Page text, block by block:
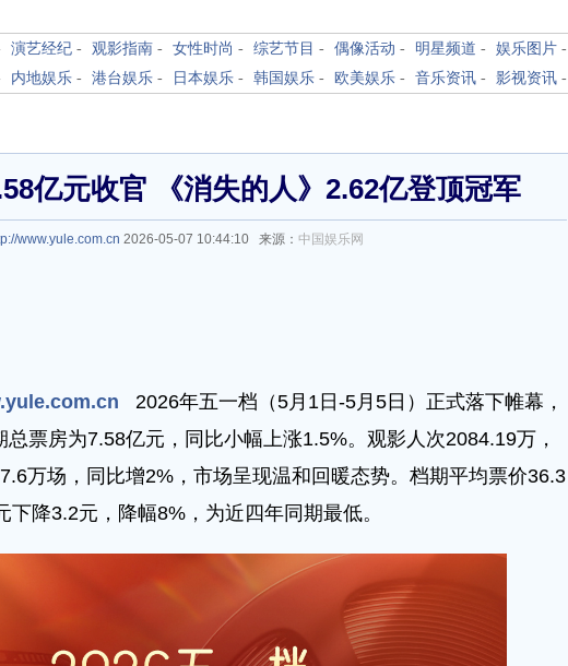
演艺经纪 - 观影指南 - 女性时尚 - 综艺节目 - 偶像活动 - 明星频道 - 娱乐图片 -
内地娱乐 - 港台娱乐 - 日本娱乐 - 韩国娱乐 - 欧美娱乐 - 音乐资讯 - 影视资讯 -
亿元收官 《消失的人》2.62亿登顶冠军
www.yule.com.cn 2026-05-07 10:44:10 来源： 中国娱乐网
2026年五一档（5月1日-5月5日）正式落下帷幕，
票房为7.58亿元，同比小幅上涨1.5%。观影人次2084.19万，
万场，同比增2%，市场呈现温和回暖态势。档期平均票价36.3
下降3.2元，降幅8%，为近四年同期最低。